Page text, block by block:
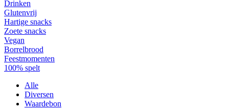
Drinken
Glutenvrij
Hartige snacks
Zoete snacks
Vegan
Borrelbrood
Feestmomenten
100% spelt
Alle
Diversen
Waardebon